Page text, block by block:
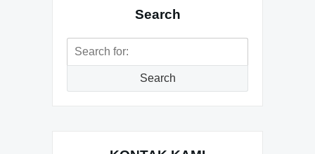
Search
Search
Search